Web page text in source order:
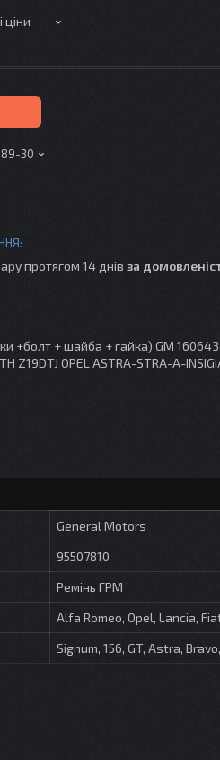
ціни
89-30
протягом 14 днів за
+болт + шайба + гайка) GM
Z19DTJ OPEL ASTRA-STRA-A-
General Motors
95507810
Ремінь ГРМ
Alfa Romeo, Opel, Lancia,
Signum, 156, GT, Astra,